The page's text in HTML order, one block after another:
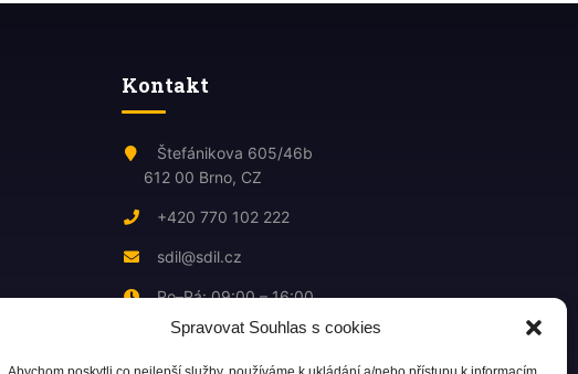
Spravovat Souhlas s cookies
Kontakt
Štefánikova 605/46b
612 00 Brno, CZ
+420 770 102 222
sdil@sdil.cz
Po–Pá: 09:00 – 16:00